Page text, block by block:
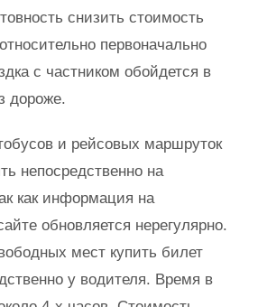
снизить стоимость
первоначально
с частником обойдется в
дороже.
и рейсовых маршруток
непосредственно на
как информация на
обновляется нерегулярно.
мест купить билет
у водителя. Время в